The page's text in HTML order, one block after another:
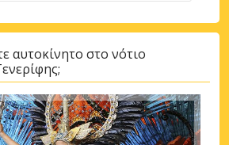
αυτοκίνητο στο νότιο